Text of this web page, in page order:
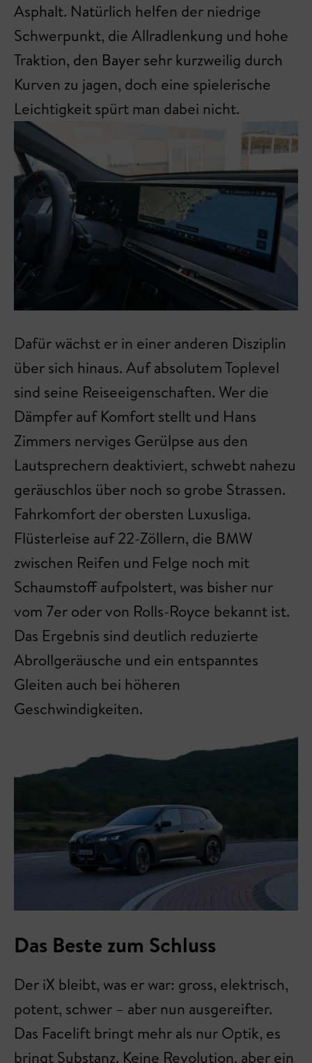
Asphalt. Natürlich helfen der niedrige
Schwerpunkt, die Allradlenkung und hohe
Traktion, den Bayer sehr kurzweilig durch
Kurven zu jagen, doch eine spielerische
Leichtigkeit spürt man dabei nicht.
Dafür wächst er in einer anderen Disziplin
über sich hinaus. Auf absolutem Toplevel
sind seine Reiseeigenschaften. Wer die
Dämpfer auf Komfort stellt und Hans
Zimmers nerviges Gerülpse aus den
Lautsprechern deaktiviert, schwebt nahezu
geräuschlos über noch so grobe Strassen.
Fahrkomfort der obersten Luxusliga.
Flüsterleise auf 22-Zöllern, die BMW
zwischen Reifen und Felge noch mit
Schaumstoff aufpolstert, was bisher nur
vom 7er oder von Rolls-Royce bekannt ist.
Das Ergebnis sind deutlich reduzierte
Abrollgeräusche und ein entspanntes
Gleiten auch bei höheren
Geschwindigkeiten.
Das Beste zum Schluss
Der iX bleibt, was er war: gross, elektrisch,
potent, schwer – aber nun ausgereifter.
Das Facelift bringt mehr als nur Optik, es
bringt Substanz. Keine Revolution, aber ein